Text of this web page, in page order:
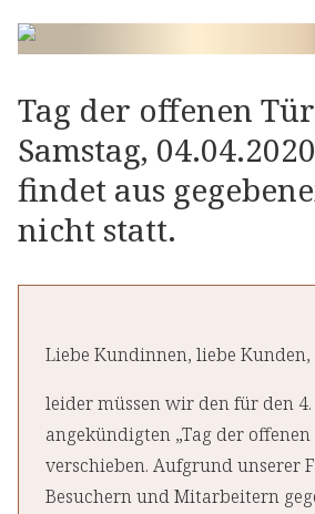
Tag der offenen
Samstag,
findet aus
nicht statt.
Liebe Kundinnen, liebe Kunden,
leider müssen wir den für den
angekündigten „Tag der
verschieben. Aufgrund unserer
Besuchern und Mitarbeitern